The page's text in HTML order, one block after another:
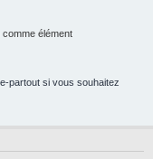
élément
partout si vous souhaitez